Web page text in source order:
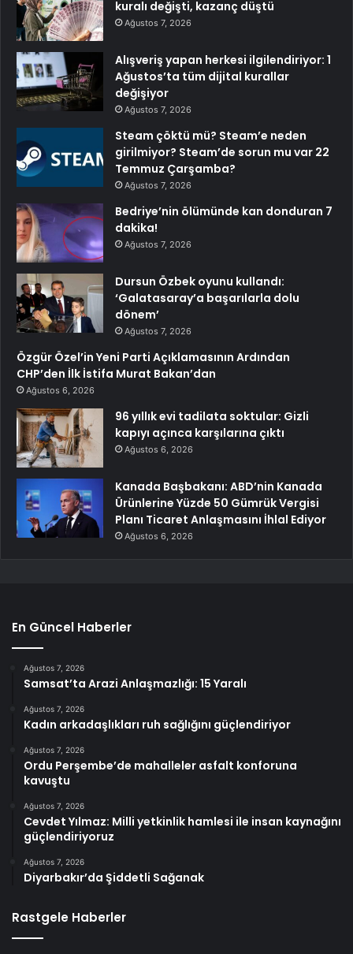
kuralı değişti, kazanç düştü
Ağustos 7, 2026
Alışveriş yapan herkesi ilgilendiriyor: 1
Ağustos’ta tüm dijital kurallar
değişiyor
Ağustos 7, 2026
Steam çöktü mü? Steam’e neden
girilmiyor? Steam’de sorun mu var 22
Temmuz Çarşamba?
Ağustos 7, 2026
Bedriye’nin ölümünde kan donduran 7
dakika!
Ağustos 7, 2026
Dursun Özbek oyunu kullandı:
‘Galatasaray’a başarılarla dolu
dönem’
Ağustos 7, 2026
Özgür Özel’in Yeni Parti Açıklamasının Ardından
CHP’den İlk İstifa Murat Bakan’dan
Ağustos 6, 2026
96 yıllık evi tadilata soktular: Gizli
kapıyı açınca karşılarına çıktı
Ağustos 6, 2026
Kanada Başbakanı: ABD’nin Kanada
Ürünlerine Yüzde 50 Gümrük Vergisi
Planı Ticaret Anlaşmasını İhlal Ediyor
Ağustos 6, 2026
En Güncel Haberler
Ağustos 7, 2026
Samsat’ta Arazi Anlaşmazlığı: 15 Yaralı
Ağustos 7, 2026
Kadın arkadaşlıkları ruh sağlığını güçlendiriyor
Ağustos 7, 2026
Ordu Perşembe’de mahalleler asfalt konforuna
kavuştu
Ağustos 7, 2026
Cevdet Yılmaz: Milli yetkinlik hamlesi ile insan kaynağını
güçlendiriyoruz
Ağustos 7, 2026
Diyarbakır’da Şiddetli Sağanak
Rastgele Haberler